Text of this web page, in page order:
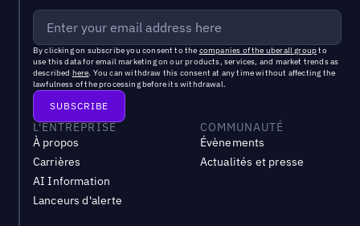
By clicking on subscribe you consent to the companies of the uberall groupto
use this data for email marketing on our products, services, and market trends as
described here. You can withdraw this consent at any time without affecting the
lawfulness of the processing before its withdrawal.
L'ENTREPRISE
À propos
Carrières
AI Information
Lanceurs d'alerte
COMMUNAUTÉ
Évènements
Actualités et presse